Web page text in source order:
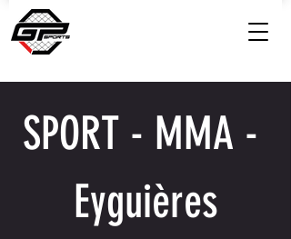
SPORT - MMA -
Eyguières